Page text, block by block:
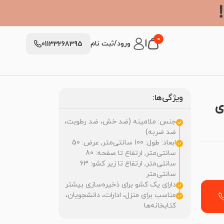
0 ورود/ثبت نام 01133268395
ویژگی‌ها:
جنس: ملامینه (ضد خش، ضد رطوبت،
ضد ضربه)
ابعاد: طول: 100 سانتی‌متر, عرض: 50
سانتی‌متر, ارتفاع تا صفحه: 80
سانتی‌متر, ارتفاع تا زیر کشو: 63
سانتی‌متر
دارای یک کشو برای ذخیره‌سازی بیشتر
مناسب برای منزل، ادارات، دانشجویان،
کتابخانه‌ها